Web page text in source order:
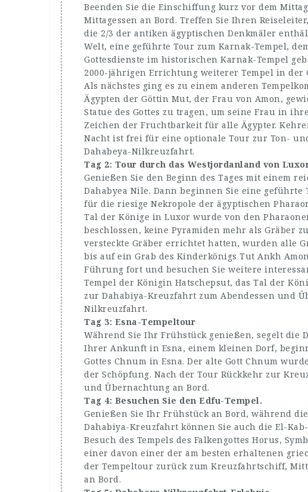
Beenden Sie die Einschiffung kurz vor dem
Mittagessen an Bord. Treffen Sie Ihren
die 2/3 der antiken ägyptischen Denkmäler
Welt, eine geführte Tour zum Karnak-Tempel,
Gottesdienste im historischen Karnak-Tempel
2000-jährigen Errichtung weiterer Tempel in der
Als nächstes ging es zu einem anderen
Ägypten der Göttin Mut, der Frau von Amon,
Statue des Gottes zu tragen, um seine Frau in
Zeichen der Fruchtbarkeit für alle Ägypter.
Nacht ist frei für eine optionale Tour zur Ton-
Dahabeya-Nilkreuzfahrt.
Tag 2: Tour durch das Westjordanland von
Genießen Sie den Beginn des Tages mit einem
Dahabyea Nile. Dann beginnen Sie eine geführte
für die riesige Nekropole der ägyptischen
Tal der Könige in Luxor wurde von den
beschlossen, keine Pyramiden mehr als Gräber
versteckte Gräber errichtet hatten, wurden alle
bis auf ein Grab des Kinderkönigs Tut Ankh
Führung fort und besuchen Sie weitere
Tempel der Königin Hatschepsut, das Tal der
zur Dahabiya-Kreuzfahrt zum Abendessen und
Nilkreuzfahrt.
Tag 3: Esna-Tempeltour
Während Sie Ihr Frühstück genießen, segelt die
Ihrer Ankunft in Esna, einem kleinen Dorf,
Gottes Chnum in Esna. Der alte Gott Chnum
der Schöpfung. Nach der Tour Rückkehr zur
und Übernachtung an Bord.
Tag 4: Besuchen Sie den Edfu-Tempel.
Genießen Sie Ihr Frühstück an Bord, während
Dahabiya-Kreuzfahrt können Sie auch die El-
Besuch des Tempels des Falkengottes Horus,
einer davon einer der am besten erhaltenen
der Tempeltour zurück zum Kreuzfahrtschiff,
an Bord.